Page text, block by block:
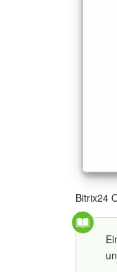
Bitrix24